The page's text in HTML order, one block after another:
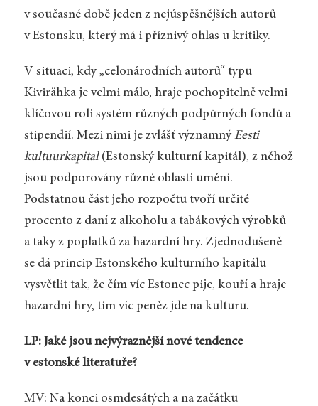
v současné době jeden z nejúspěšnějších autorů
v Estonsku, který má i příznivý ohlas u kritiky.
V situaci, kdy „celonárodních autorů“ typu
Kivirähka je velmi málo, hraje pochopitelně velmi
klíčovou roli systém různých podpůrných fondů a
stipendií. Mezi nimi je zvlášť významnýEesti
kultuurkapital(Estonský kulturní kapitál), z něhož
jsou podporovány různé oblasti umění.
Podstatnou část jeho rozpočtu tvoří určité
procento z daní z alkoholu a tabákových výrobků
a taky z poplatků za hazardní hry. Zjednodušeně
se dá princip Estonského kulturního kapitálu
vysvětlit tak, že čím víc Estonec pije, kouří a hraje
hazardní hry, tím víc peněz jde na kulturu.
LP: Jaké jsou nejvýraznější nové tendence
v estonské literatuře?
MV: Na konci osmdesátých a na začátku